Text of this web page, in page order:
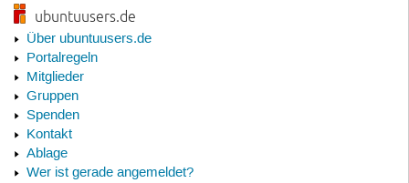
ubuntuusers.de
Über ubuntuusers.de
Portalregeln
Mitglieder
Gruppen
Spenden
Kontakt
Ablage
Wer ist gerade angemeldet?